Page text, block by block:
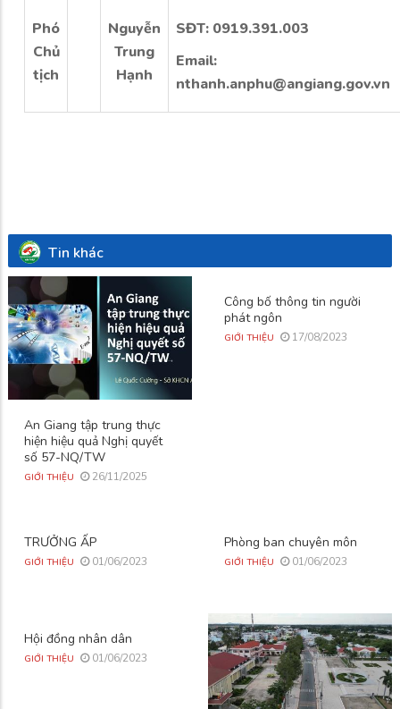
Phó
Chủ
tịch
Nguyễn
Trung
Hạnh
SĐT: 0919.391.003
Email:
nthanh.anphu@angiang.gov.vn
Tin khác
An Giang tập trung thực
hiện hiệu quả Nghị quyết
số 57-NQ/TW
GIỚI THIỆU 26/11/2025
Công bố thông tin người
phát ngôn
GIỚI THIỆU 17/08/2023
TRƯỞNG ẤP
GIỚI THIỆU 01/06/2023
Phòng ban chuyên môn
GIỚI THIỆU 01/06/2023
Hội đồng nhân dân
GIỚI THIỆU 01/06/2023